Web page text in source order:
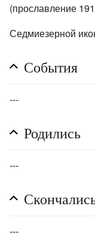
(прославление
Седмиезерной
События
---
Родились
---